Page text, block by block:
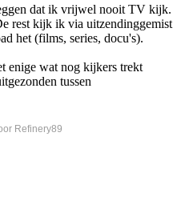
dat ik vrijwel nooit TV kijk.
rest kijk ik via uitzendinggemist
het (films, series, docu's).
enige wat nog kijkers trekt
tussen
Refinery89